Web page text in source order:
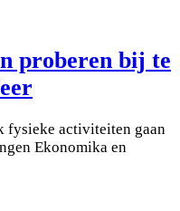
proberen bij te
fysieke activiteiten gaan
Ekonomika en